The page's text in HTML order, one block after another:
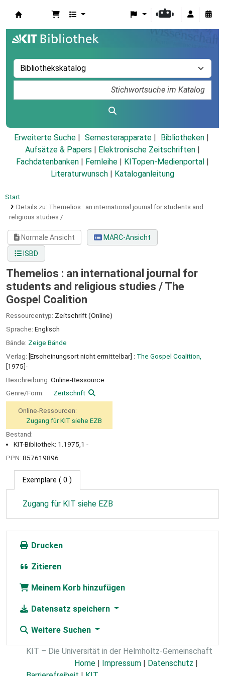
Erweiterte Suche Semesterapparate
Bibliotheken
Aufsätze & Papers
Elektronische Zeitschriften
Fachdatenbanken
Fernleihe KITopen-Medienportal
Literaturwunsch
Kataloganleitung
Start
Details zu: Themelios : an international journal for students and
religious studies /
Normale Ansicht
MARC-Ansicht
ISBD
Themelios : an international journal for
students and religious studies / The
Gospel Coalition
Ressourcentyp: Zeitschrift (Online)
Sprache: Englisch
Bände: Zeige Bände
Verlag: [Erscheinungsort nicht ermittelbar] : The Gospel Coalition,
[1975]-
Beschreibung: Online-Ressource
Genre/Form:
Zeitschrift
Online-Ressourcen:
Zugang für KIT siehe EZB
Bestand:
KIT-Bibliothek: 1.1975,1 -
PPN: 857619896
Exemplare ( 0 )
Zugang für KIT siehe EZB
Drucken
Zitieren
Meinem Korb hinzufügen
Datensatz speichern
Weitere Suchen
KIT – Die Universität in der Helmholtz-Gemeinschaft
Home | Impressum | Datenschutz |